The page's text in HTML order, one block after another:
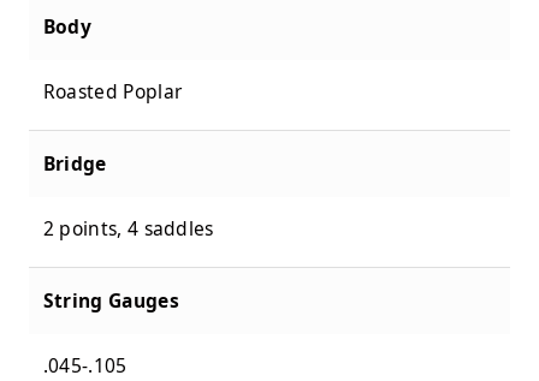
Body
Roasted Poplar
Bridge
2 points, 4 saddles
String Gauges
.045-.105